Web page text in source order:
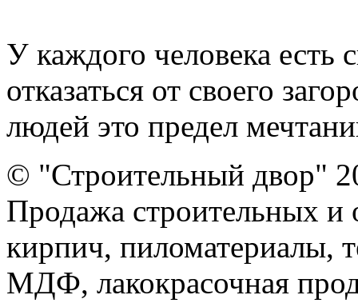
У каждого человека есть
отказаться от своего
людей это предел
© "Строительный двор"
Продажа строительных и
кирпич, пиломатериалы,
МДФ, лакокрасочная